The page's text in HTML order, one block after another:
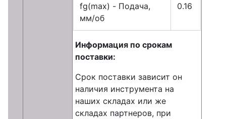
fg(max) - Подача,
мм/об
0.16
Информация по срокам
поставки:
Срок поставки зависит он
наличия инструмента на
наших складах или же
складах партнеров, при